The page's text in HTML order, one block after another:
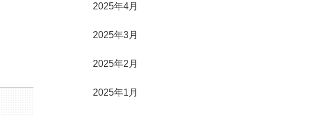
2025年4月
2025年3月
2025年2月
2025年1月